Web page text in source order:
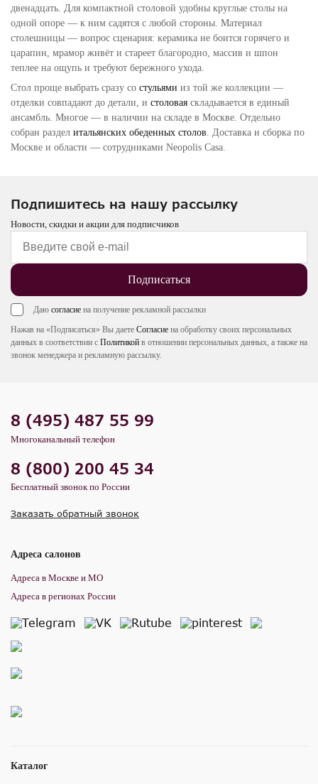
двенадцать. Для компактной столовой удобны круглые столы на
одной опоре — к ним садятся с любой стороны. Материал
столешницы — вопрос сценария: керамика не боится горячего и
царапин, мрамор живёт и стареет благородно, массив и шпон
теплее на ощупь и требуют бережного ухода.
Стол проще выбрать сразу со стульями из той же коллекции —
отделки совпадают до детали, и столовая складывается в единый
ансамбль. Многое — в наличии на складе в Москве. Отдельно
собран раздел итальянских обеденных столов. Доставка и сборка по
Москве и области — сотрудниками Neopolis Casa.
Подпишитесь на нашу рассылку
Новости, скидки и акции для подписчиков
Подписаться
Даю согласие на получение рекламной рассылки
Нажав на «Подписаться» Вы даете Согласие на обработку своих персональных
данных в соответствии с Политикой в отношении персональных данных, а также на
звонок менеджера и рекламную рассылку.
Каталог
8 (495) 487 55 99
Многоканальный телефон
8 (800) 200 45 34
Бесплатный звонок по России
Заказать обратный звонок
Адреса салонов
Адреса в Москве и МО
Адреса в регионах России